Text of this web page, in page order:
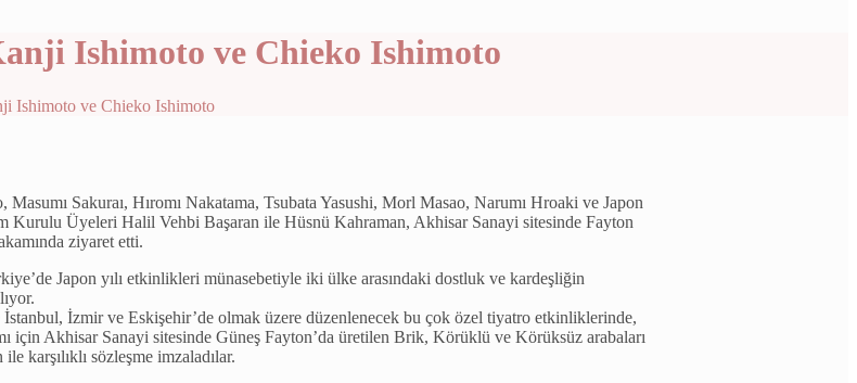
Ishimoto ve Chieko Ishimoto
Ishimoto ve Chieko Ishimoto
Sakuraı, Hıromı Nakatama, Tsubata Yasushi, Morl Masao, Narumı Hroaki ve Japon
Üyeleri Halil Vehbi Başaran ile Hüsnü Kahraman, Akhisar Sanayi sitesinde Fayton
ziyaret etti.
Japon yılı etkinlikleri münasebetiyle iki ülke arasındaki dostluk ve kardeşliğin
İzmir ve Eskişehir’de olmak üzere düzenlenecek bu çok özel tiyatro etkinliklerinde,
için Akhisar Sanayi sitesinde Güneş Fayton’da üretilen Brik, Körüklü ve Körüksüz arabaları
karşılıklı sözleşme imzaladılar.